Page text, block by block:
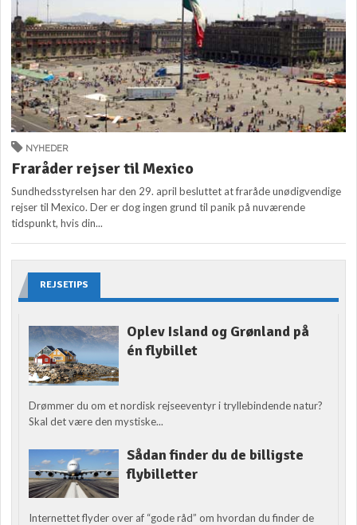
NYHEDER
Fraråder rejser til Mexico
Sundhedsstyrelsen har den 29. april besluttet at fraråde unødigvendige
rejser til Mexico. Der er dog ingen grund til panik på nuværende
tidspunkt, hvis din...
REJSETIPS
Oplev Island og Grønland på
én flybillet
Drømmer du om et nordisk rejseeventyr i tryllebindende natur?
Skal det være den mystiske...
Sådan finder du de billigste
flybilletter
Internettet flyder over af “gode råd” om hvordan du finder de